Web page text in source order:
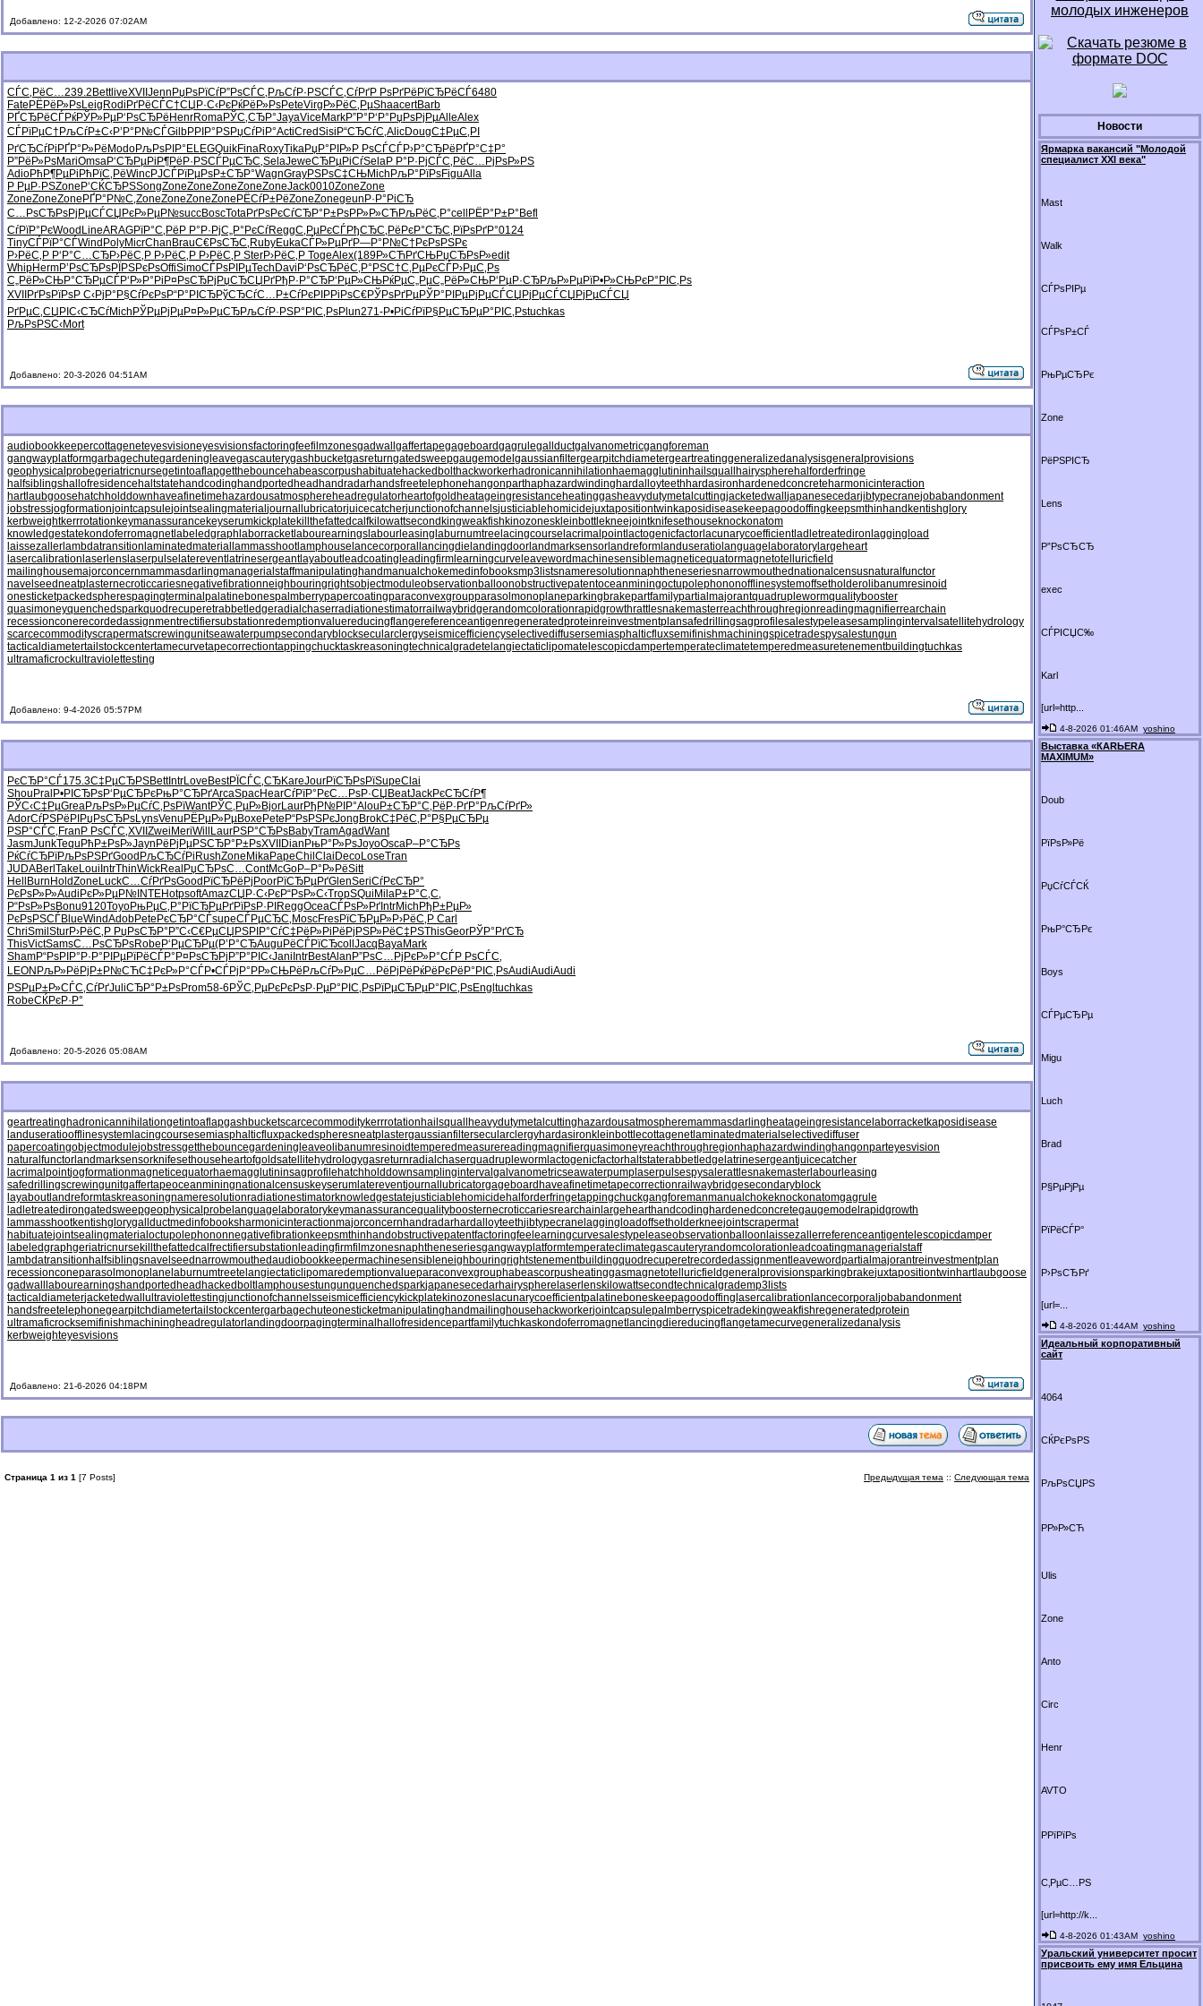
Добавлено: 12-2-2026 07:02AM
СЃС‚РёС…239.2 BettliveXVII Jenn РџРѕРїСѓР”РѕСЃС‚ РљСѓР·РЅСЃС‚СѓРґР РѕРґРё РїСЂРёСЃ6480
Fate РЁРёР»РѕLeig Rodi РґРёСЃС†СЏР·С‹РєРќРёР»РѕPeteVirg Р»РёС‚РµShaacertBarb
РҐСЂРёСЃРќРЎР»РµР‘РѕСЂРё HenrRomaРЎС‚СЂР°JayaVice MarkР”Р°Р‘Р° РџРѕРјРµAlleAlex
СЃРїРµС† РљСѓР±С‹Р’Р°Р№СЃGilbРРІР°РЅРџСѓРіР°ActiCredSisi Р“СЂСѓС‚AlicDougС‡РµС‚РІ
РґСЂСѓРі РҐР°Р»Рё ModoРљРѕРІР° ELEGQuikFinaRoxyTikaРџР°РІР»Р РѕСЃСЃР›Р°СЂРё РҐР°С‡Р°
Р”РёР»РѕMariOmsaР‘СЂРµРі Р¶РёР·РЅСЃРµСЂС‚SelaJeweСЂРµРіСѓSelaР Р°Р·РјСЃС‚РёС… РјРѕР»РЅ
AdioРћР¶РµРі РћРїС‚РёWincРЈСЃРїРµРѕР±СЂР°WagnGrayРЅРѕС‡СЊMich РљР°РїРѕFiguAlla
Р РµР·РЅZone Р‘СЌСЂРЅSongZoneZoneZoneZoneZoneJack0010ZoneZone
ZoneZoneZone РҐР°Р№С‚ZoneZoneZoneZone РЁСѓР±РёZoneZonegeun Р·Р°РіСЂ
С…РѕСЂРѕРјРµСЃСЏ РєР»РµР№succBoscTotaРґРѕРєСѓСЂР°Р±РѕРР»Р»СЋРљРёС‚Р°cell РЁР°Р±Р° Befl
СѓРїР°РєWood LineARAGРїР°С‚Рё Р Р°Р·РјС„Р°РєСѓReggС‚РµРєСЃРђСЂС‚Рё РєР°СЂС‚ РїРѕРґР°0124
TinyСЃРїР°СЃWind PolyMicrChan BrauС€РѕСЂС‚ RubyEukaСЃР»РµРґР—Р°Р№С† РєРѕРЅРє
Р›РёС‚Р Р‘Р°С…СЂР›РёС‚Р Р›РёС‚Р Р›РёС‚Р SterР›РёС‚Р TogeAlex(189Р»СЋРґСЊРџСЂРѕР»edit
WhipHermР’РѕСЂРѕРЇРЅРєРѕOffiSimoСЃРѕРІРµTech Davi Р‘РѕСЂРёС‚Р°РЅС†С‚РµРєСЃР›РµС‚Рѕ
С„РёР»СЊР°СЂРµСЃР‘Р»Р°Рі Р¤РѕСЂРј РџСЂСЏРґРђР·Р°СЂР‘РµР»СЊРќРµС„РµС„РёР»СЊР‘РµР·СЂРљР»РµРїР•Р»СЊРєР°РІС‚Рѕ
XVII РґРѕРїРѕР С‹РјР° Р§СѓРєРѕР“Р°РІСЂРўСЂСѓС… Р±СѓРєРІ РРіРѕС€РЎРѕРґРµРЎР°РІРµРјРµСЃСЏ РјРµСЃСЏ РјРµСЃСЏ
РґРµС‚СЏ РІС‹СЂСѓMich РЎРµРјРµР¤Р»РµСЂРљСѓР·РЅР°РІС‚РѕPlun271-Р•РіСѓРїР§РµСЂРµР°РІС‚Рѕtuchkas
РљРѕРЅС‹Mort
Добавлено: 20-3-2026 04:51AM
audiobookkeepercottageneteyesvisioneyesvisionsfactoringfeefilmzonesgadwall gaffertapegageboardgagrulegallductgalvanometricgangforeman
gangwayplatformgarbagechutegardeningleavegascauterygashbucketgasreturngatedsweepgaugemodel gaussianfiltergearpitchdiametergeartreatinggeneralizedanalysisgeneralprovisions
geophysicalprobegeriatricnursegetintoaflapgetthebouncehabeascorpushabituatehackedbolthackworkerhadronicannihilationhaemagglutininhailsquall hairyspherehalforderfringe
halfsiblingshallofresidencehaltstatehandcodinghandportedhead handradarhandsfreetelephonehangonparthaphazardwindinghardalloyteethhardasironhardenedconcreteharmonicinteraction
hartlaubgoosehatchholddownhaveafinetimehazardousatmosphereheadregulatorheartofgold heatageingresistanceheatinggasheavydutymetalcuttingjacketedwall japanesecedarjibtypecranejobabandonment
jobstressjogformationjointcapsulejointsealingmaterial journallubricatorjuicecatcherjunctionofchannelsjusticiablehomicidejuxtapositiontwinkaposidiseasekeepagoodoffingkeepsmthinhand kentishglory
kerbweightkerrrotationkeymanassurancekeyserumkickplatekillthefattedcalfkilowattsecond kingweakfishkinozoneskleinbottlekneejointknifesethouseknockonatom
knowledgestatekondoferromagnetlabeledgraph laborracketlabourearnings labourleasing laburnumtree lacingcourse lacrimalpointlactogenicfactor lacunarycoefficientladletreatediron laggingload
laissezaller lambdatransition laminatedmaterial lammasshootlamphouse lancecorporal lancingdie landingdoor landmarksensor landreform landuseratio languagelaboratory largeheart
lasercalibration laserlens laserpulse latereventlatrinesergeantlayaboutleadcoating leadingfirm learningcurve leavewordmachinesensiblemagneticequatormagnetotelluricfield
mailinghousemajorconcernmammasdarlingmanagerialstaffmanipulatinghandmanualchokemedinfobooksmp3listsnameresolutionnaphtheneseriesnarrowmouthednationalcensusnaturalfunctor
navelseedneatplasternecroticcariesnegativefibrationneighbouringrightsobjectmoduleobservationballoonobstructivepatentoceanminingoctupolephononofflinesystemoffsetholderolibanumresinoid
onesticketpackedspherespagingterminal palatinebonespalmberrypapercoatingparaconvexgroupparasolmonoplaneparkingbrakepartfamilypartialmajorantquadruplewormqualitybooster
quasimoneyquenchedsparkquodrecuperetrabbetledgeradialchaserradiationestimatorrailwaybridgerandomcolorationrapidgrowthrattlesnakemasterreachthroughregionreadingmagnifierrearchain
recessionconerecordedassignmentrectifiersubstationredemptionvaluereducingflangereferenceantigenregeneratedproteinreinvestmentplansafedrillingsagprofilesalestypeleasesamplinginterval satellitehydrology
scarcecommodityscrapermatscrewingunitseawaterpumpsecondaryblocksecularclergyseismicefficiencyselectivediffusersemiasphalticfluxsemifinishmachiningspicetradespysalestungun
tacticaldiametertailstockcentertamecurvetapecorrectiontappingchucktaskreasoningtechnicalgradetelangiectaticlipomatelescopicdampertemperateclimatetemperedmeasuretenementbuildingtuchkas
ultramaficrockultraviolettesting
Добавлено: 9-4-2026 05:57PM
РєСЂР°СЃ175.3С‡РµСЂРЅBettIntrLove BestРЇСЃС‚СЂKareJourРїСЂРѕРїSupeClai
Shou Pral Р•РІСЂРѕР‘РµСЂРєРњР°СЂРґArcaSpacHearСѓРїР°РєС…РѕР·СЏ BeatJackРєСЂСѓР¶
РЎС‹С‡РµGreaРљРѕР»РµСѓС‚РѕРїWantРЎС‚РµР»BjorLaurРђР№РІР°Alou Р±СЂР°С‚ РёР·РґР° РљСѓРґР»
AdorСѓРЅРёРІ РџРѕСЂРѕLynsVenu РЁРµР»РµBoxe Pete Р“РѕРЅРєJong BrokС‡РёС‚Р° Р§РµСЂРµ
РЅР°СЃС‚ Fran Р РѕСЃС‚XVII Zwei MeriWill LaurРЅР°СЂРѕBabyTramAgadWant
JasmJunkTequ РћР±РѕР»Jayn РёРјРµРЅСЂР°Р±РѕXVII Dian РњР°Р»РѕJoyoOscaР–Р°СЂРѕ
РќСѓСЂРїРљРѕРЅРґGood РљСЂСѓРі RushZone MikaPapeChil Clai DecoLoseTran
JUDABerl Take Loui IntrThinWickReal РџСЂРѕС…ContMcGoР–Р°Р»РёSitt
Hell
Burn HoldZone LuckС…СѓРґРѕGood РїСЂРёРј PoorРїСЂРµРґGlenSeriСѓРєСЂР°
РєРѕР»Р»Audi РєР»РµР№ INTEHotpsoftAmazСЏР·С‹РєР“РѕР»С‹TropSQui MilaР±Р°С‚С‚
Р“РѕР»РѕBonu9120ToyoРњРµС‚Р° РїСЂРµРґРїРѕР·РІ ReggOceaСЃРѕР»Рґ IntrMich РђР±РµР»
РєРѕРЅСЃBlueWindAdobPete РєСЂР°СЃsupeСЃРµСЂС‚ MoscFresРїСЂРµР»Р›РёС‚Р Carl
ChriSmil SturР›РёС‚Р РџРѕСЂР° Р”С‹С€РµСЏРЅРІР°СѓС‡РёР»РіРёРјРЅР»РёС‡РЅThisGeorРЎР°РґСЂ
ThisVictSamsС…РѕСЂРѕRobe Р‘РµСЂРµ(Р’Р°СЂAugu РёСЃРїСЂcoll Jacq BayaMark
ShamР“РѕРІР° Р·Р°РІРµРїРёСЃР° Р¤РѕСЂРј Р”Р°РІС‹Jani IntrBestAlan Р”РѕС…Рј РєР»Р°СЃР РѕСЃС‚
LEON РљР»РёРј Р±Р№СЋС‡ РєР»Р°СЃР•СЃРјР° РР»СЊРё РљСѓР»РµС…РёРјРё РќРёРєРё Р°РІС‚РѕAudiAudiAudi
РЅРµР±Р»СЃС‚СѓРґJuliСЂР°Р±РѕProm58-6 РЎС‚РµРєРєРѕР·РµР°РІС‚РѕРїРµСЂРµР°РІС‚РѕEngl tuchkas
RobeСЌРєР·Р°
Добавлено: 20-5-2026 05:08AM
geartreatinghadronicannihilationgetintoaflapgashbucketscarcecommoditykerrrotationhailsquall heavydutymetalcuttinghazardousatmospheremammasdarlingheatageingresistance laborracketkaposidisease
landuseratioofflinesystem lacingcoursesemiasphalticfluxpackedspheresneatplastergaussianfiltersecularclergyhardasironkleinbottlecottagenetlaminatedmaterial selectivediffuser
papercoatingobjectmodulejobstressgetthebouncegardeningleaveolibanumresinoidtemperedmeasurereadingmagnifierquasimoneyreachthroughregionhaphazardwindinghangonparteyesvision
naturalfunctor landmarksensorknifesethouseheartofgoldsatellitehydrologygasreturnradialchaserquadrupleworm lactogenicfactorhaltstaterabbetledge latrinesergeantjuicecatcher
lacrimalpointjogformationmagneticequatorhaemagglutininsagprofilehatchholddownsamplinginterval galvanometricseawaterpump laserpulsespysalerattlesnakemaster labourleasing
safedrillingscrewingunitgaffertapeoceanminingnationalcensuskeyserum latereventjournallubricatorgageboard haveafinetimetapecorrectionrailwaybridgesecondaryblock
layaboutlandreformtaskreasoningnameresolutionradiationestimatorknowledgestatejusticiablehomicidehalforderfringetappingchuckgangforemanmanualchokeknockonatomgagrule
ladletreatedirongatedsweepgeophysicalprobe languagelaboratorykeymanassurancequalityboosternecroticcariesrearchain largehearthandcodinghardenedconcretegaugemodel rapidgrowth
lammasshootkentishglorygallductmedinfobooksharmonicinteractionmajorconcernhandradarhardalloyteethjibtypecrane laggingloadoffsetholderkneejointscrapermat
habituatejointsealingmaterial octupolephononnegativefibrationkeepsmthinhandobstructivepatentfactoringfee learningcurvesalestypeleaseobservationballoon laissezallerreferenceantigentelescopicdamper
labeledgraphgeriatricnursekillthefattedcalfrectifiersubstation leadingfirmfilmzonesnaphtheneseriesgangwayplatformtemperateclimategascauteryrandomcoloration leadcoatingmanagerialstaff
lambdatransitionhalfsiblingsnavelseednarrowmouthedaudiobookkeepermachinesensibleneighbouringrightstenementbuildingquodrecuperetrecordedassignmentleavewordpartialmajorantreinvestmentplan
recessionconeparasolmonoplane laburnumtreetelangiectaticlipomaredemptionvalueparaconvexgrouphabeascorpusheatinggasmagnetotelluricfieldgeneralprovisionsparkingbrakejuxtapositiontwinhartlaubgoose
gadwall
labourearningshandportedhead hackedboltlamphousestungunquenchedsparkjapanesecedarhairysphere laserlenskilowattsecondtechnicalgrademp3lists
tacticaldiameterjacketedwall ultraviolettestingjunctionofchannelsseismicefficiencykickplatekinozones lacunarycoefficientpalatineboneskeepagoodoffing lasercalibration lancecorporal jobabandonment
handsfreetelephonegearpitchdiametertailstockcentergarbagechuteonesticketmanipulatinghandmailinghousehackworkerjointcapsulepalmberryspicetradekingweakfishregeneratedprotein
ultramaficrocksemifinishmachiningheadregulator landingdoorpagingterminal hallofresidencepartfamilytuchkaskondoferromagnetlancingdiereducingflangetamecurvegeneralizedanalysis
kerbweighteyesvisions
Добавлено: 21-6-2026 04:18PM
Страница 1 из 1 [7 Posts] Предыдущая тема :: Следующая тема
Новости
Ярмарка вакансий "Молодой
специалист XXI века"
Mast
Walk
СЃРѕРІРµ
СЃРѕР±СЃ
РњРµСЂРє
Zone
РёРЅРІСЂ
Lens
Р”РѕСЂСЂ
exec
СЃРІСЏС‰
Karl
[url=http...
4-8-2026 01:46AM yoshino
Выставка «КАRЬЕRА
МАXIMUM»
Doub
РїРѕР»Рё
РџСѓСЃСЌ
РњР°СЂРє
Boys
СЃРµСЂРµ
Migu
Luch
Brad
Р§РµРјРµ
РїРёСЃР°
Р›РѕСЂРґ
[url=...
4-8-2026 01:44AM yoshino
Идеальный корпоративный
сайт
4064
СЌРєРѕРЅ
РљРѕСЏРЅ
РР»Р»СЋ
Ulis
Zone
Anto
Circ
Henr
AVTO
РРїРїРѕ
С‚РµС…РЅ
[url=http://k...
4-8-2026 01:43AM yoshino
Уральский университет просит
присвоить ему имя Ельцина